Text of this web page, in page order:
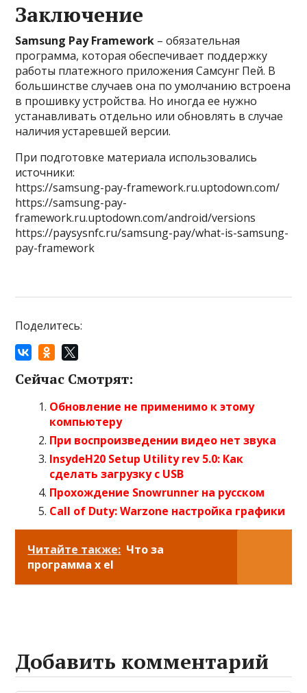
Заключение
Samsung Pay Framework – обязательная
программа, которая обеспечивает поддержку
работы платежного приложения Самсунг Пей. В
большинстве случаев она по умолчанию встроена
в прошивку устройства. Но иногда ее нужно
устанавливать отдельно или обновлять в случае
наличия устаревшей версии.
При подготовке материала использовались
источники:
https://samsung-pay-framework.ru.uptodown.com/
https://samsung-pay-
framework.ru.uptodown.com/android/versions
https://paysysnfc.ru/samsung-pay/what-is-samsung-
pay-framework
Поделитесь:
Сейчас Смотрят:
Обновление не применимо к этому
компьютеру
При воспроизведении видео нет звука
InsydeH20 Setup Utility rev 5.0: Как
сделать загрузку с USB
Прохождение Snowrunner на русском
Call of Duty: Warzone настройка графики
Читайте также: Что за
программа x el
Добавить комментарий